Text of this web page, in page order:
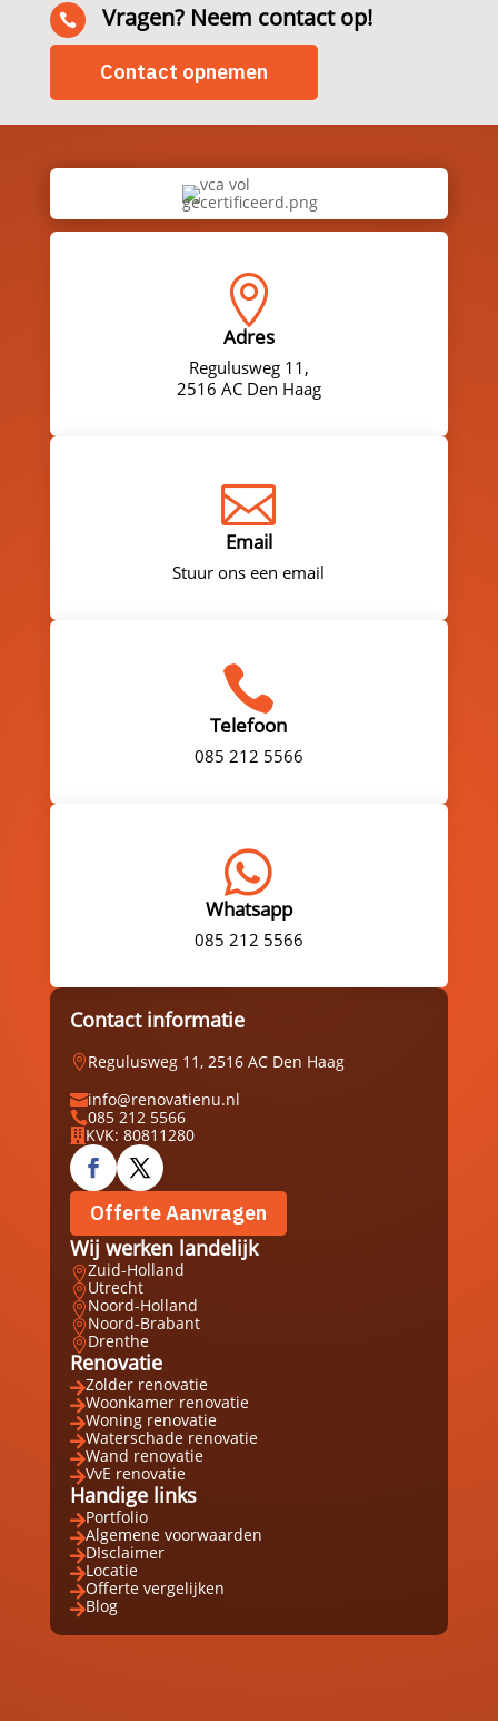
 Vragen? Neem contact op!
Contact opnemen

Adres
Regulusweg 11,
2516 AC Den Haag

Email
Stuur ons een email

Telefoon
085 212 5566

Whatsapp
085 212 5566
Contact informatie
Regulusweg 11, 2516 AC Den Haag
info@renovatienu.nl
085 212 5566
 KVK: 80811280
Offerte Aanvragen
Wij werken landelijk
Zuid-Holland
Utrecht
Noord-Holland
Noord-Brabant
Drenthe
Renovatie
Zolder renovatie
Woonkamer renovatie
Woning renovatie
Waterschade renovatie
Wand renovatie
VvE renovatie
Handige links
Portfolio
Algemene voorwaarden
DIsclaimer
Locatie
Offerte vergelijken
Blog